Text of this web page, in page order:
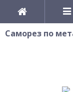
Саморез по